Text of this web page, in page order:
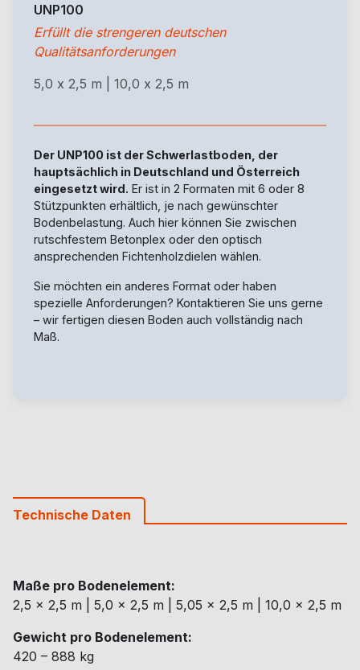
UNP100
Erfüllt die strengeren deutschen
Qualitätsanforderungen
5,0 x 2,5 m | 10,0 x 2,5 m
Der UNP100 ist der Schwerlastboden, der
hauptsächlich in Deutschland und Österreich
eingesetzt wird. Er ist in 2 Formaten mit 6 oder 8
Stützpunkten erhältlich, je nach gewünschter
Bodenbelastung. Auch hier können Sie zwischen
rutschfestem Betonplex oder den optisch
ansprechenden Fichtenholzdielen wählen.
Sie möchten ein anderes Format oder haben
spezielle Anforderungen? Kontaktieren Sie uns gerne
– wir fertigen diesen Boden auch vollständig nach
Maß.
Technische Daten
Maße pro Bodenelement:
2,5 × 2,5 m | 5,0 × 2,5 m | 5,05 × 2,5 m | 10,0 × 2,5 m
Gewicht pro Bodenelement:
420 – 888 kg